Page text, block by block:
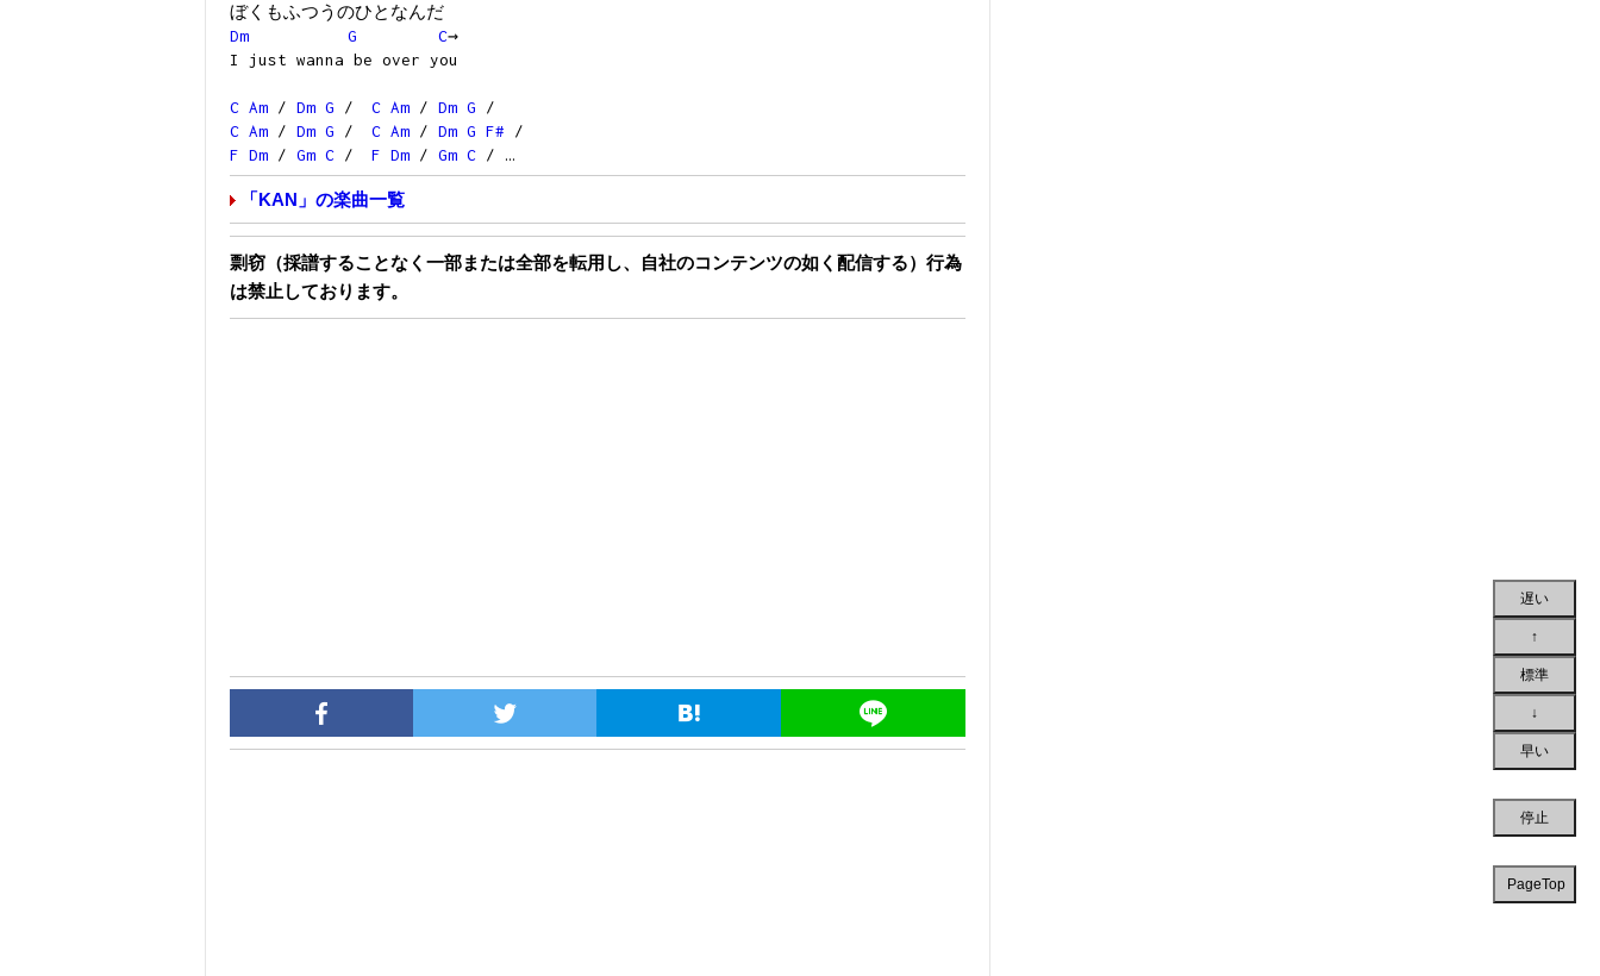
ぼくもふつうのひとなんだ
Dm
G C→
I just wanna be over you
C Am / Dm G / C Am / Dm G /
C Am / Dm G / C Am / Dm G F# /
F Dm / Gm C / F Dm / Gm C / …
「KAN」の楽曲一覧
剽窃（採譜することなく一部または全部を転用し、自社のコンテンツの如く配信する）行為
は禁止しております。